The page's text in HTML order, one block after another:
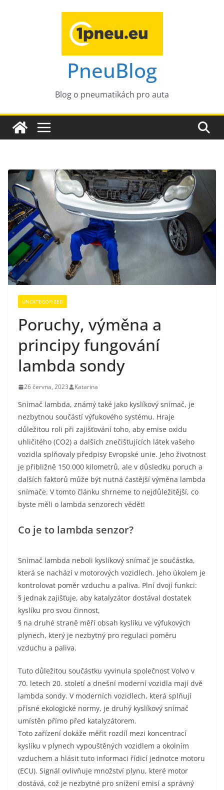
PneuBlog
Blog o pneumatikách pro auta
UNCATEGORIZED
Poruchy, výměna a
principy fungování
lambda sondy
26 června, 2023 Katarina
Snímač lambda, známý také jako kyslíkový snímač, je
nezbytnou součástí výfukového systému. Hraje
důležitou roli při zajišťování toho, aby emise oxidu
uhličitého (CO2) a dalších znečišťujících látek vašeho
vozidla splňovaly předpisy Evropské unie. Jeho životnost
je přibližně 150 000 kilometrů, ale v důsledku poruch a
dalších faktorů může být nutná častější výměna lambda
snímače. V tomto článku shrneme to nejdůležitější, co
byste měli o lambda senzorech vědět!
Co je to lambda senzor?
Snímač lambda neboli kyslíkový snímač je součástka,
která se nachází v motorových vozidlech. Jeho úkolem je
kontrolovat poměr vzduchu a paliva. Plní dvojí funkci:
§ jednak zajišťuje, aby katalyzátor dostával dostatek
kyslíku pro svou činnost,
§ na druhé straně měří obsah kyslíku ve výfukových
plynech, který je nezbytný pro regulaci poměru
vzduchu a paliva.
Tuto důležitou součástku vyvinula společnost Volvo v
70. letech 20. století a dnešní moderní vozidla mají dvě
lambda sondy. V moderních vozidlech, která splňují
přísné ekologické normy, je druhý kyslíkový snímač
umístěn přímo před katalyzátorem.
Toto zařízení dokáže měřit rozdíl mezi koncentrací
kyslíku v plynech vypouštěných vozidlem a okolním
vzduchem a hlásit tuto informaci řídicí jednotce motoru
(ECU). Signál ovlivňuje množství plynu, které motor
dostává, což je nezbytné pro snížení emisí a správný